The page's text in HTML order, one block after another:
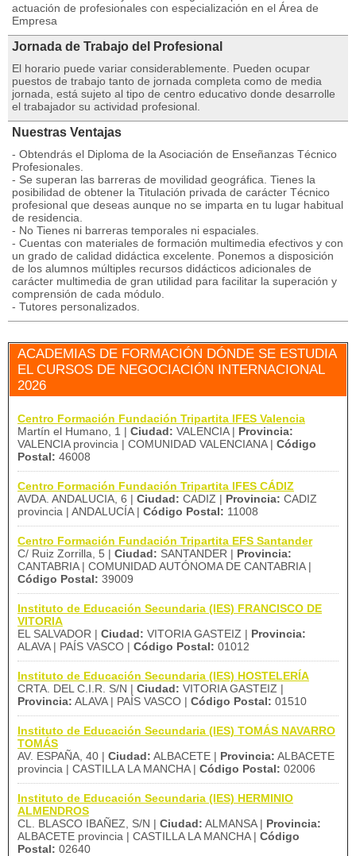
actuación de profesionales con especialización en el Área de
Empresa
Jornada de Trabajo del Profesional
El horario puede variar considerablemente. Pueden ocupar
puestos de trabajo tanto de jornada completa como de media
jornada, está sujeto al tipo de centro educativo donde desarrolle
el trabajador su actividad profesional.
Nuestras Ventajas
- Obtendrás el Diploma de la Asociación de Enseñanzas Técnico
Profesionales.
- Se superan las barreras de movilidad geográfica. Tienes la
posibilidad de obtener la Titulación privada de carácter Técnico
profesional que deseas aunque no se imparta en tu lugar habitual
de residencia.
- No Tienes ni barreras temporales ni espaciales.
- Cuentas con materiales de formación multimedia efectivos y con
un grado de calidad didáctica excelente. Ponemos a disposición
de los alumnos múltiples recursos didácticos adicionales de
carácter multimedia de gran utilidad para facilitar la superación y
comprensión de cada módulo.
- Tutores personalizados.
ACADEMIAS DE FORMACIÓN DÓNDE SE ESTUDIA
EL CURSOS DE NEGOCIACIÓN INTERNACIONAL
2026
Centro Formación Fundación Tripartita IFES Valencia
Martín el Humano, 1 | Ciudad: VALENCIA | Provincia:
VALENCIA provincia | COMUNIDAD VALENCIANA | Código
Postal: 46008
Centro Formación Fundación Tripartita IFES CÁDIZ
AVDA. ANDALUCIA, 6 | Ciudad: CADIZ | Provincia: CADIZ
provincia | ANDALUCÍA | Código Postal: 11008
Centro Formación Fundación Tripartita EFS Santander
C/ Ruiz Zorrilla, 5 | Ciudad: SANTANDER | Provincia:
CANTABRIA | COMUNIDAD AUTÓNOMA DE CANTABRIA |
Código Postal: 39009
Instituto de Educación Secundaria (IES) FRANCISCO DE
VITORIA
EL SALVADOR | Ciudad: VITORIA GASTEIZ | Provincia:
ALAVA | PAÍS VASCO | Código Postal: 01012
Instituto de Educación Secundaria (IES) HOSTELERÍA
CRTA. DEL C.I.R. S/N | Ciudad: VITORIA GASTEIZ |
Provincia: ALAVA | PAÍS VASCO | Código Postal: 01510
Instituto de Educación Secundaria (IES) TOMÁS NAVARRO
TOMÁS
AV. ESPAÑA, 40 | Ciudad: ALBACETE | Provincia: ALBACETE
provincia | CASTILLA LA MANCHA | Código Postal: 02006
Instituto de Educación Secundaria (IES) HERMINIO
ALMENDROS
CL. BLASCO IBAÑEZ, S/N | Ciudad: ALMANSA | Provincia:
ALBACETE provincia | CASTILLA LA MANCHA | Código
Postal: 02640